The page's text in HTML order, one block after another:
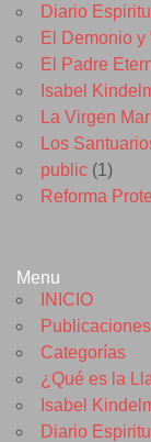
Diario
El Demonio
El Padre
Isabel
La Virgen
Los
public (1)
Reforma
Menu
INICIO
Publicaciones
Categorías
¿Qué es la
Isabel
Diario